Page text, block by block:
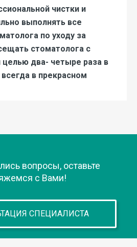
чистки и
выполнять все
по уходу за
стоматолога с
целью два- четыре раза в
в прекрасном
вопросы, оставьте
с Вами!
СПЕЦИАЛИСТА